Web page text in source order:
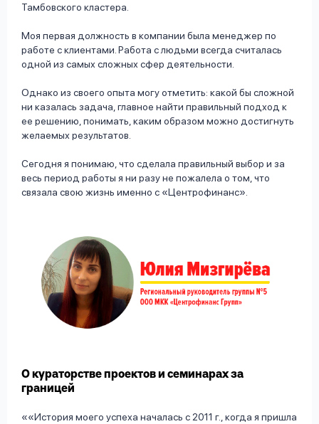
Тамбовского кластера.
Моя первая должность в компании была менеджер по
работе с клиентами. Работа с людьми всегда считалась
одной из самых сложных сфер деятельности.
Однако из своего опыта могу отметить: какой бы сложной
ни казалась задача, главное найти правильный подход к
ее решению, понимать, каким образом можно достигнуть
желаемых результатов.
Сегодня я понимаю, что сделала правильный выбор и за
весь период работы я ни разу не пожалела о том, что
связала свою жизнь именно с «Центрофинанс».
О кураторстве проектов и семинарах за
границей
«История моего успеха началась с 2011 г., когда я пришла